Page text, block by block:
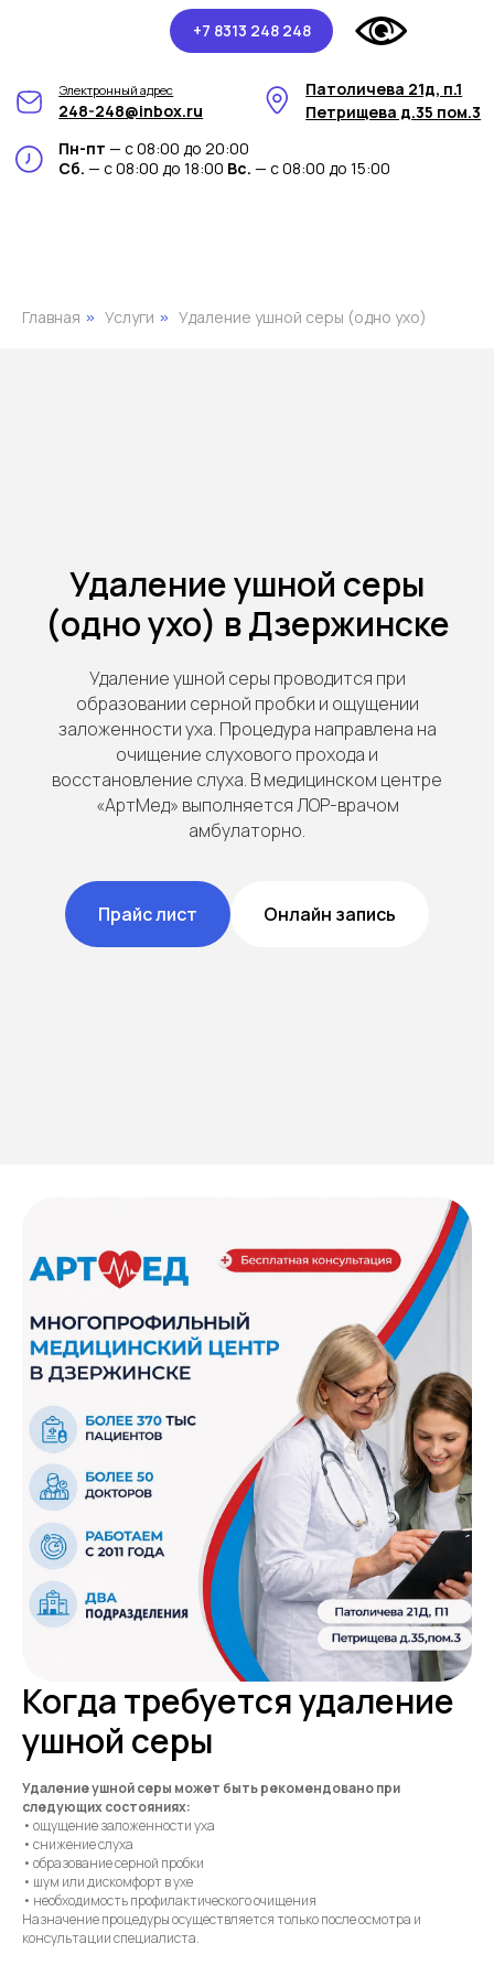
+7 8313 248 248
Пн-пт — с 08:00 до 20:00
Сб.— с 08:00 до 18:00Вс.— с 08:00 до 15:00
Главная » Услуги » Удаление ушной серы (одно ухо)
Удаление ушной серы
(одно ухо) в Дзержинске
Удаление ушной серы проводится при
образовании серной пробки и ощущении
заложенности уха. Процедура направлена на
очищение слухового прохода и
восстановление слуха. В медицинском центре
«АртМед» выполняется ЛОР-врачом
амбулаторно.
Прайс лист Онлайн запись
Когда требуется удаление
ушной серы
Удаление ушной серы может быть рекомендовано при
следующих состояниях:
• ощущение заложенности уха
• снижение слуха
• образование серной пробки
• шум или дискомфорт в ухе
• необходимость профилактического очищения
Назначение процедуры осуществляется только после осмотра и
консультации специалиста.